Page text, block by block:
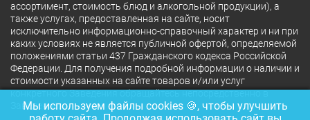
ассортимент, стоимость блюд и алкогольной продукции), а
также услугах, предоставленная на сайте, носит
исключительно информационно-справочный характер и ни при
каких условиях не является публичной офертой, определяемой
положениями статьи 437 Гражданского кодекса Российской
Федерации. Для получения подробной информации о наличии и
стоимости указанных на сайте товаров и/или услуг
конкретного Заведения обращайтесь непосредственно в
Заведение.
Мы используем файлы cookies 🍪, чтобы улучшить